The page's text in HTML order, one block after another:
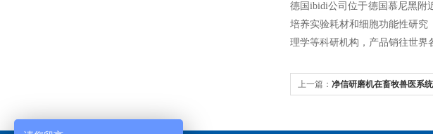
德国ibidi公司位于德国慕尼黑附
培养实验耗材和细胞功能性研
理学等科研机构，产品销往世界
上一篇： 净信研磨机在畜牧兽医系